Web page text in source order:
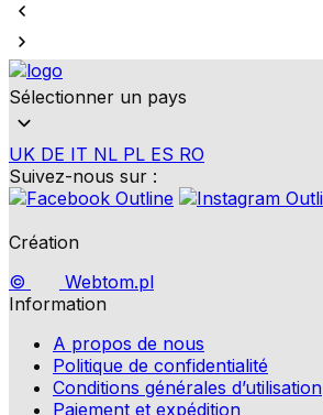
Sélectionner un pays
UK DE IT NL PL ES RO
Suivez-nous sur :
Création
©
Webtom.pl
Information
A propos de nous
Politique de confidentialité
Conditions générales d’utilisation
Paiement et expédition